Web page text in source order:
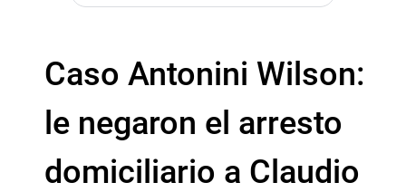
Caso Antonini Wilson:
le negaron el arresto
domiciliario a Claudio